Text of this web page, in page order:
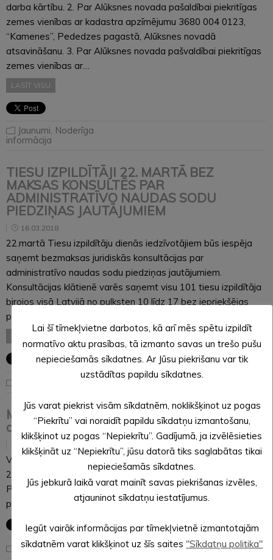
darba kārtību. 2. Par Alūksnes novada pašaldībai piekritīgas
zemes vienības ar kadastra apzīmējumu 3680 004 0123,
“Kamenes”, Pededzes pagastā, Alūksnes novadā
atsavināšanu. 3. Par Alūksnes novada pašvaldībai piekritīgas
zemes vienības ar…
LASĪT VISU
Jaunumi Noderīga
informācija
TIESU IZPILDĪTĀJI 22. MARTĀ BEZ
MAKSAS KONSULTĒS PAR
ADMINISTRATĪVO NAUDAS SODU
PIEDZIŅAS JAUTĀJUMIEM
16.03.2018
22.martā Tiesu izpildītāju dienās iedzīvotājiem būs iespēja
saņemt bezmaksas juridiskās konsultācijas par
administratīvo naudas sodu piedziņas jautājumiem.
Konsultācijas klātienē varēs saņemt visu 101 tiesu izpildītāja
birojos visā Latvijā no pulksten 10 līdz 17 bez iepriekšējas
pieteikšanās. Ik gadu ceturtā daļa…
Mainīts Pededzes robežšķērsošanas vietas
darba laiks
15.03.2018
Valsts robežsardzes Viļakas pārvaldes informē, ka no
2018.gada 25.marta līdz oktobra pēdējai svētdienai
Pededzes robežšķērsošanas vietas darba laiks būs no
pulksten 08:00 līdz 20:00.
Noderīga informācija
Lai šī tīmekļvietne darbotos, kā arī mēs spētu izpildīt
normatīvo aktu prasības, tā izmanto savas un trešo pušu
nepieciešamās sīkdatnes. Ar Jūsu piekrišanu var tik
uzstādītas papildu sīkdatnes.
Jūs varat piekrist visām sīkdatnēm, noklikšķinot uz pogas
“Piekrītu” vai noraidīt papildu sīkdatņu izmantošanu,
klikšķinot uz pogas “Nepiekrītu”. Gadījumā, ja izvēlēsieties
klikšķināt uz “Nepiekrītu”, jūsu datorā tiks saglabātas tikai
nepieciešamās sīkdatnes.
Jūs jebkurā laikā varat mainīt savas piekrišanas izvēles,
atjauninot sīkdatņu iestatījumus.
Iegūt vairāk informācijas par tīmekļvietnē izmantotajām
sīkdatnēm varat klikšķinot uz šīs saites "Sīkdatņu politika"